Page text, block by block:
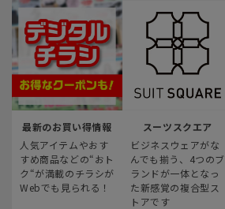
最新のお買い得情報
人気アイテムやおす
すめ商品などの“おト
ク“が満載のチラシが
Webでも見られる！
スーツスクエア
ビジネスウェアがな
んでも揃う、4つのブ
ランドが一体となっ
た新感覚の複合型ス
トアです